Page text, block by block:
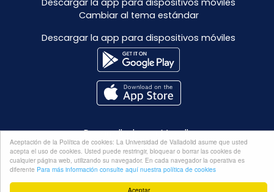
Aceptar
Aceptación de la Política de cookies: La Universidad de Valladolid asume que usted
acepta el uso de cookies. Usted puede restringir, bloquear o borrar las cookies de
cualquier página web, utilizando su navegador. En cada navegador la operativa es
diferente Para más información consulte aquí nuestra política de cookies
Descargar la app para dispositivos móviles
Cambiar al tema estándar
Descargar la app para dispositivos móviles
Desarrollado porMoodle